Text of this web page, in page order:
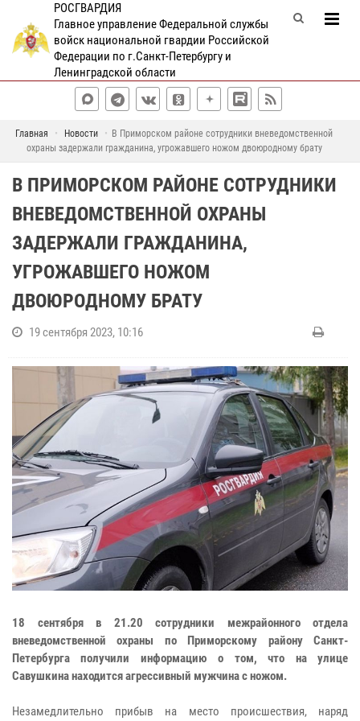
РОСГВАРДИЯ
Главное управление Федеральной службы
войск национальной гвардии Российской
Федерации по г.Санкт-Петербургу и
Ленинградской области
Главная Новости
В Приморском районе сотрудники вневедомственной
охраны задержали гражданина, угрожавшего ножом двоюродному брату
В ПРИМОРСКОМ РАЙОНЕ СОТРУДНИКИ
ВНЕВЕДОМСТВЕННОЙ ОХРАНЫ
ЗАДЕРЖАЛИ ГРАЖДАНИНА,
УГРОЖАВШЕГО НОЖОМ
ДВОЮРОДНОМУ БРАТУ
19 сентября 2023, 10:16
18 сентября в 21.20 сотрудники межрайонного отдела
вневедомственной охраны по Приморскому району Санкт-
Петербурга получили информацию о том, что на улице
Савушкина находится агрессивный мужчина с ножом.
Незамедлительно прибыв на место происшествия, наряд